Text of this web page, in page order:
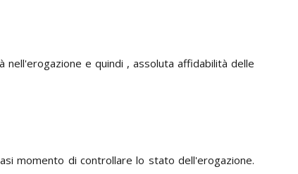
nell'erogazione e quindi , assoluta affidabilità delle
momento di controllare lo stato dell'erogazione.